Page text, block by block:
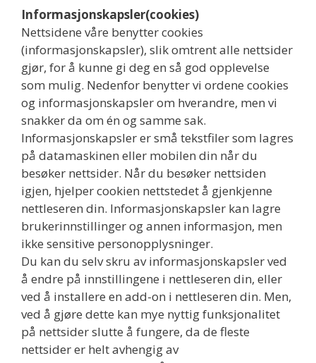
Informasjonskapsler(cookies)
Nettsidene våre benytter cookies
(informasjonskapsler), slik omtrent alle nettsider
gjør, for å kunne gi deg en så god opplevelse
som mulig. Nedenfor benytter vi ordene cookies
og informasjonskapsler om hverandre, men vi
snakker da om én og samme sak.
Informasjonskapsler er små tekstfiler som lagres
på datamaskinen eller mobilen din når du
besøker nettsider. Når du besøker nettsiden
igjen, hjelper cookien nettstedet å gjenkjenne
nettleseren din. Informasjonskapsler kan lagre
brukerinnstillinger og annen informasjon, men
ikke sensitive personopplysninger.
Du kan du selv skru av informasjonskapsler ved
å endre på innstillingene i nettleseren din, eller
ved å installere en add-on i nettleseren din. Men,
ved å gjøre dette kan mye nyttig funksjonalitet
på nettsider slutte å fungere, da de fleste
nettsider er helt avhengig av